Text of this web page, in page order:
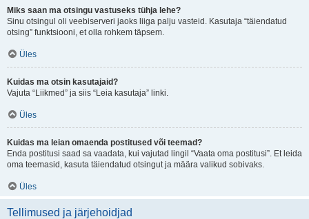
Miks saan ma otsingu vastuseks tühja lehe?
Sinu otsingul oli veebiserveri jaoks liiga palju vasteid. Kasutaja “täiendatud
otsing” funktsiooni, et olla rohkem täpsem.
Üles
Kuidas ma otsin kasutajaid?
Vajuta “Liikmed” ja siis “Leia kasutaja” linki.
Üles
Kuidas ma leian omaenda postitused või teemad?
Enda postitusi saad sa vaadata, kui vajutad lingil “Vaata oma postitusi”. Et leida
oma teemasid, kasuta täiendatud otsingut ja määra valikud sobivaks.
Üles
Tellimused ja järjehoidjad